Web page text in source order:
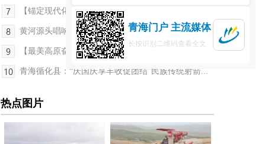
【锚定现代化 改革再深化】社区卫生服务“一键三连”
黄河源头唱响新时代“黄河颂”
【最美高原奋斗者·最美交通人】草原深处的“指路人...
青海循化县：“庆国庆享丰收促团结”民族传统射箭...
热点图片
青海门户 主流媒体
长按识别二维码查看全文